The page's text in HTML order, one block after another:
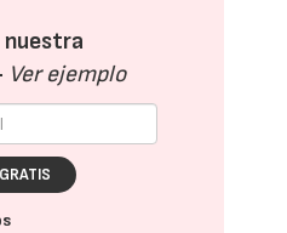
nuestra
Ver ejemplo